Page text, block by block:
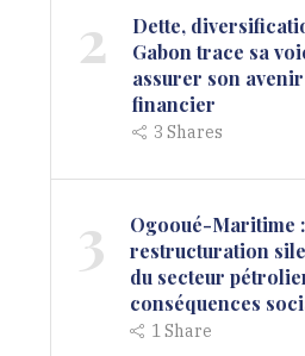
2
Dette,
Gabon trace sa
assurer son avenir
financier
3Shares
3
Ogooué-Maritime
restructuration
du secteur
conséquences
1Share